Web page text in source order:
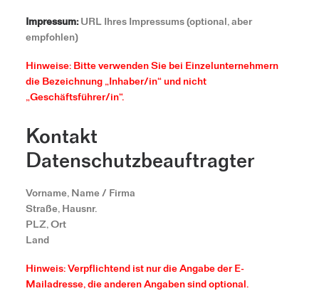
Impressum:URL Ihres Impressums (optional, aber
empfohlen)
Hinweise: Bitte verwenden Sie bei Einzelunternehmern
die Bezeichnung „Inhaber/in“ und nicht
„Geschäftsführer/in“.
Kontakt
Datenschutzbeauftragter
Vorname, Name / Firma
Straße, Hausnr.
PLZ, Ort
Land
Hinweis: Verpflichtend ist nur die Angabe der E-
Mailadresse, die anderen Angaben sind optional.